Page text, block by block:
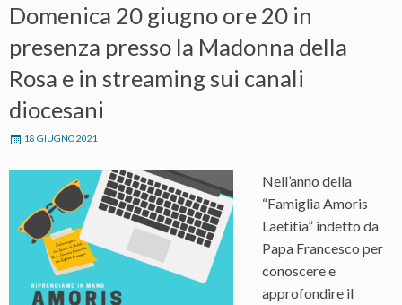
Domenica 20 giugno ore 20 in
presenza presso la Madonna della
Rosa e in streaming sui canali
diocesani
18 GIUGNO 2021
Nell’anno della
“Famiglia Amoris
Laetitia” indetto da
Papa Francesco per
conoscere e
approfondire il